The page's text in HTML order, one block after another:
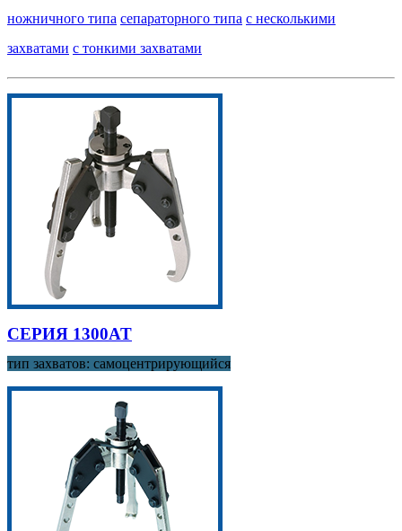
ножничного типа сепараторного типа с несколькими
захватами с тонкими захватами
СЕРИЯ 1300AT
тип захватов: самоцентрирующийся